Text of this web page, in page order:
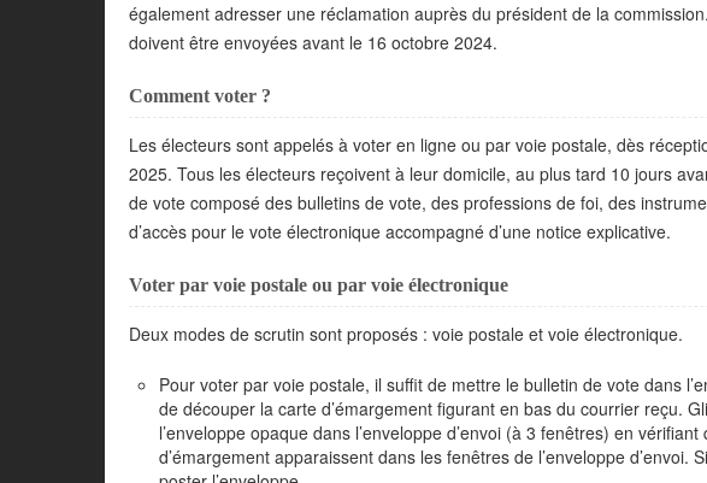
également adresser une réclamation auprès du président de la
doivent être envoyées avant le 16 octobre 2024.
Comment voter ?
Les électeurs sont appelés à voter en ligne ou par voie postale, dès
2025. Tous les électeurs reçoivent à leur domicile, au plus tard 10 jours
de vote composé des bulletins de vote, des professions de foi, des
d’accès pour le vote électronique accompagné d’une notice explicative.
Voter par voie postale ou par voie électronique
Deux modes de scrutin sont proposés : voie postale et voie électronique.
Pour voter par voie postale, il suffit de mettre le bulletin de vote dans
de découper la carte d’émargement figurant en bas du courrier reçu.
l’enveloppe opaque dans l’enveloppe d’envoi (à 3 fenêtres) en
d’émargement apparaissent dans les fenêtres de l’enveloppe d’envoi.